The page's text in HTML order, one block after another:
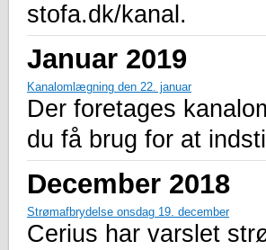
stofa.dk/kanal.
Januar 2019
Kanalomlægning den 22. januar
Der foretages
du få brug for at
December 2018
Strømafbrydelse onsdag 19. december
Cerius har varslet